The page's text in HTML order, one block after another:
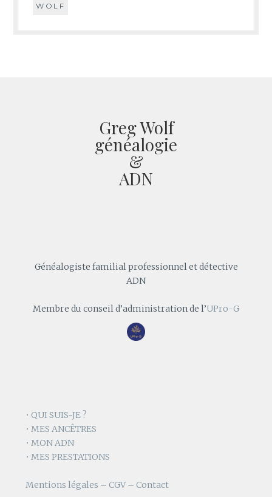
WOLF
Greg Wolf
généalogie
&
ADN
Généalogiste familial professionnel et détective
ADN
Membre du conseil d’administration de l’UPro-G
• QUI SUIS-JE ?
• MES ANCÊTRES
• MON ADN
• MES PRESTATIONS
Mentions légales – CGV– Contact